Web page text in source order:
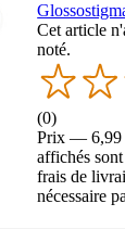
Cet article
noté.
(0)
Prix — 6,99
affichés
frais de
nécessaire